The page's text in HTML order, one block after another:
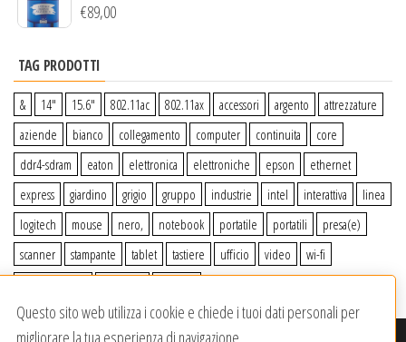
€89,00
TAG PRODOTTI
& 14″ 15.6″ 802.11ac 802.11ax accessori argento
attrezzature
aziende
bianco collegamento computer continuita
core
ddr4-sdram
eaton elettronica elettroniche epson
ethernet
express
giardino grigio gruppo industrie intel interattiva
linea
logitech
mouse nero, notebook portatile portatili
presa(e)
scanner
stampante tablet tastiere ufficio video
wi-fi
Questo sito web utilizza i cookie e chiede i tuoi dati personali per
migliorare la tua esperienza di navigazione.